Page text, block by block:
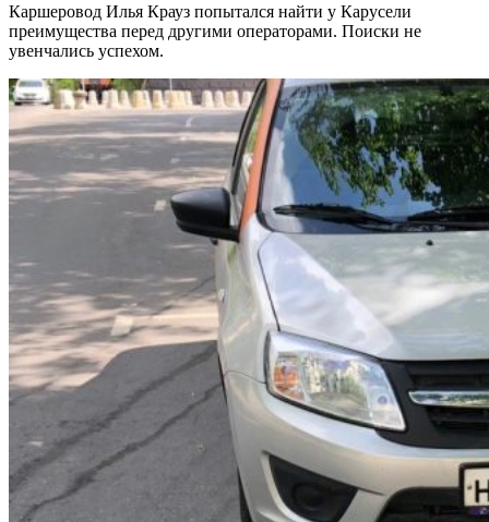
Каршеровод Илья Крауз попытался найти у Карусели
преимущества перед другими операторами. Поиски не
увенчались успехом.